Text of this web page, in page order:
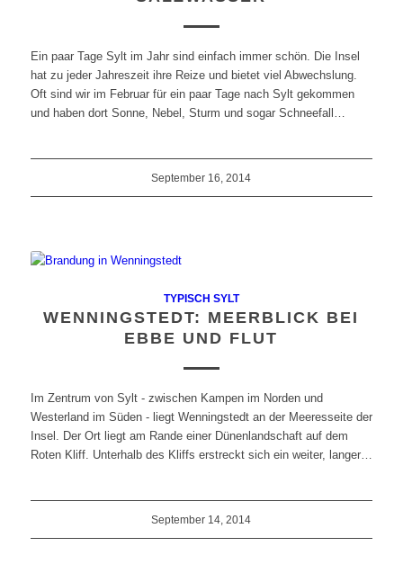
Ein paar Tage Sylt im Jahr sind einfach immer schön. Die Insel
hat zu jeder Jahreszeit ihre Reize und bietet viel Abwechslung.
Oft sind wir im Februar für ein paar Tage nach Sylt gekommen
und haben dort Sonne, Nebel, Sturm und sogar Schneefall…
September 16, 2014
TYPISCH SYLT
WENNINGSTEDT: MEERBLICK BEI
EBBE UND FLUT
Im Zentrum von Sylt - zwischen Kampen im Norden und
Westerland im Süden - liegt Wenningstedt an der Meeresseite der
Insel. Der Ort liegt am Rande einer Dünenlandschaft auf dem
Roten Kliff. Unterhalb des Kliffs erstreckt sich ein weiter, langer…
September 14, 2014